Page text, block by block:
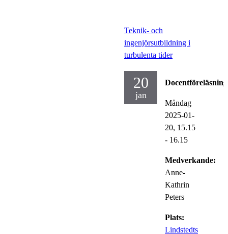
Teknik- och
ingenjörsutbildning i
turbulenta tider
20
jan
Måndag
2025-01-
20, 15.15
- 16.15
Medverkande:
Anne-
Kathrin
Peters
Plats:
Lindstedts